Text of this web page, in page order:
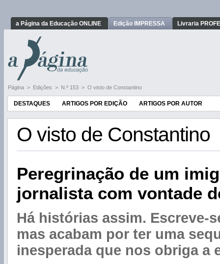
a Página da Educação ONLINE Edição IMPRESSA Livraria
Página > Edições > N.º 153 > O visto de Constantino
DESTAQUES ARTIGOS POR EDIÇÃO ARTIGOS POR AUTOR
O visto de Constantino
Peregrinação de um
jornalista com vontade
Há histórias assim. Escreve-
mas acabam por ter uma
inesperada que nos obriga a